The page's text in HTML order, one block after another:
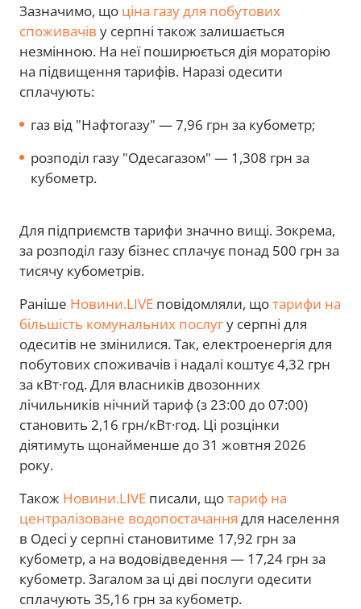
Зазначимо, що ціна газу для побутових
споживачів у серпні також залишається
незмінною. На неї поширюється дія мораторію
на підвищення тарифів. Наразі одесити
сплачують:
газ від "Нафтогазу" — 7,96 грн за кубометр;
розподіл газу "Одесагазом" — 1,308 грн за
кубометр.
Для підприємств тарифи значно вищі. Зокрема,
за розподіл газу бізнес сплачує понад 500 грн за
тисячу кубометрів.
Раніше Новини.LIVE повідомляли, щотарифи на
більшість комунальних послугу серпні для
одеситів не змінилися. Так, електроенергія для
побутових споживачів і надалі коштує 4,32 грн
за кВт·год. Для власників двозонних
лічильників нічний тариф (з 23:00 до 07:00)
становить 2,16 грн/кВт·год. Ці розцінки
діятимуть щонайменше до 31 жовтня 2026
року.
Також Новини.LIVE писали, щотариф на
централізоване водопостачання для населення
в Одесі у серпні становитиме 17,92 грн за
кубометр, а на водовідведення — 17,24 грн за
кубометр. Загалом за ці дві послуги одесити
сплачують 35,16 грн за кубометр.